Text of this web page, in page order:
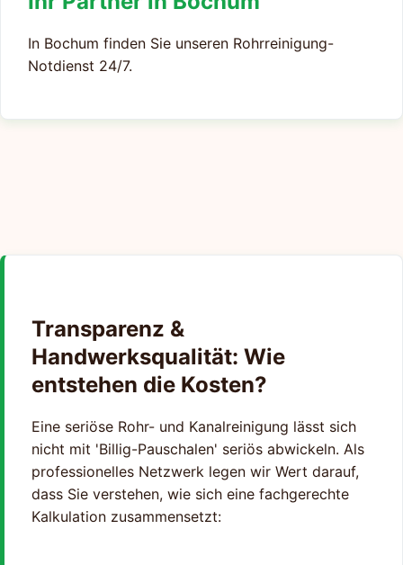
In Bochum finden Sie unseren Rohrreinigung-
Notdienst 24/7.
Transparenz &
Handwerksqualität: Wie
entstehen die Kosten?
Eine seriöse Rohr- und Kanalreinigung lässt sich
nicht mit 'Billig-Pauschalen' seriös abwickeln. Als
professionelles Netzwerk legen wir Wert darauf,
dass Sie verstehen, wie sich eine fachgerechte
Kalkulation zusammensetzt: